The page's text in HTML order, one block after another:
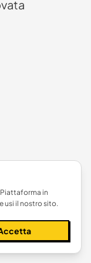
in
usi il nostro sito.